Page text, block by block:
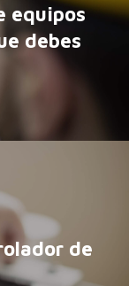
equipos
debes
de